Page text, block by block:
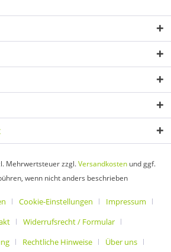
Mehrwertsteuer zzgl.Versandkosten und ggf.
wenn nicht anders beschrieben
Cookie-Einstellungen
Impressum
Widerrufsrecht / Formular
Rechtliche Hinweise
Über uns